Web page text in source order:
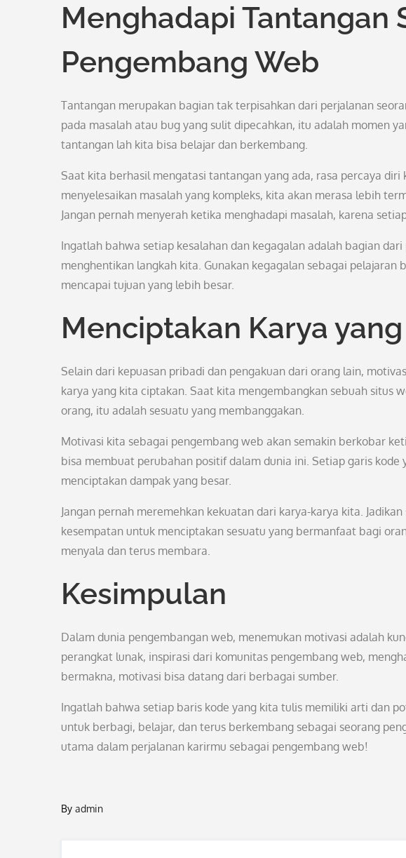
Menghadapi Tantangan
Pengembang Web
Tantangan merupakan bagian tak terpisahkan dari perjalanan
pada masalah atau bug yang sulit dipecahkan, itu adalah momen
tantangan lah kita bisa belajar dan berkembang.
Saat kita berhasil mengatasi tantangan yang ada, rasa percaya
menyelesaikan masalah yang kompleks, kita akan merasa lebih
Jangan pernah menyerah ketika menghadapi masalah, karena
Ingatlah bahwa setiap kesalahan dan kegagalan adalah bagian
menghentikan langkah kita. Gunakan kegagalan sebagai
mencapai tujuan yang lebih besar.
Menciptakan Karya
Selain dari kepuasan pribadi dan pengakuan dari orang lain,
karya yang kita ciptakan. Saat kita mengembangkan sebuah situs
orang, itu adalah sesuatu yang membanggakan.
Motivasi kita sebagai pengembang web akan semakin berkobar
bisa membuat perubahan positif dalam dunia ini. Setiap garis
menciptakan dampak yang besar.
Jangan pernah meremehkan kekuatan dari karya-karya kita.
kesempatan untuk menciptakan sesuatu yang bermanfaat bagi
menyala dan terus membara.
Kesimpulan
Dalam dunia pengembangan web, menemukan motivasi adalah
perangkat lunak, inspirasi dari komunitas pengembang web,
bermakna, motivasi bisa datang dari berbagai sumber.
Ingatlah bahwa setiap baris kode yang kita tulis memiliki arti dan
untuk berbagi, belajar, dan terus berkembang sebagai seorang
utama dalam perjalanan karirmu sebagai pengembang web!
By admin